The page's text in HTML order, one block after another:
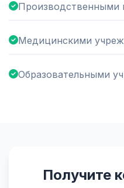
Производственными
Медицинскими
Образовательными
Получите